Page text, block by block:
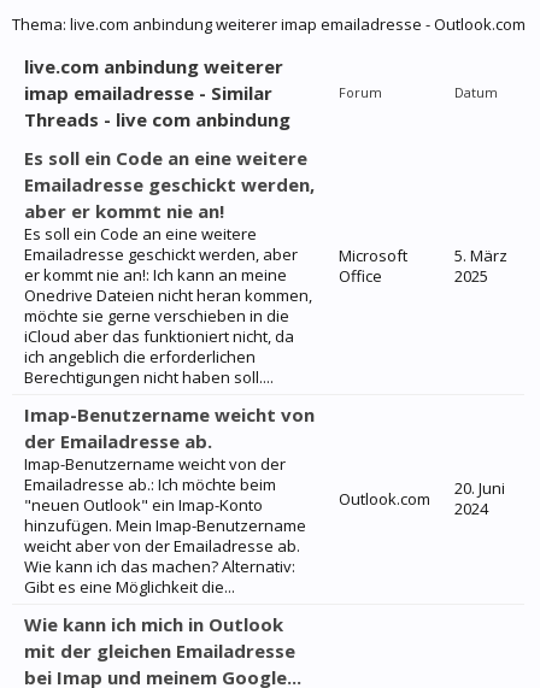
Thema: live.com anbindung weiterer imap emailadresse - Outlook.com
live.com anbindung weiterer
imap emailadresse - Similar
Threads - live com anbindung
Forum Datum
Es soll ein Code an eine weitere
Emailadresse geschickt werden,
aber er kommt nie an!
Es soll ein Code an eine weitere
Emailadresse geschickt werden, aber
er kommt nie an!: Ich kann an meine
Onedrive Dateien nicht heran kommen,
möchte sie gerne verschieben in die
iCloud aber das funktioniert nicht, da
ich angeblich die erforderlichen
Berechtigungen nicht haben soll....
Microsoft
Office
5. März
2025
Imap-Benutzername weicht von
der Emailadresse ab.
Imap-Benutzername weicht von der
Emailadresse ab.: Ich möchte beim
"neuen Outlook" ein Imap-Konto
hinzufügen. Mein Imap-Benutzername
weicht aber von der Emailadresse ab.
Wie kann ich das machen? Alternativ:
Gibt es eine Möglichkeit die...
Outlook.com
20. Juni
2024
Wie kann ich mich in Outlook
mit der gleichen Emailadresse
bei Imap und meinem Google...